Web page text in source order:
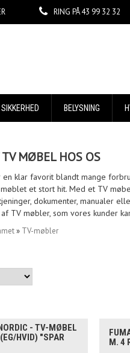
RING PÅ43 99 32 32
SIKKERHED BELYSNING
MØBEL HOS OS
en klar favorit blandt mange
et stort hit. Med et TV
dokumenter, manualer
TV møbler, som vores kunder
» TV-møbler
- TV-MØBEL
HVID) "SPAR
M. 4